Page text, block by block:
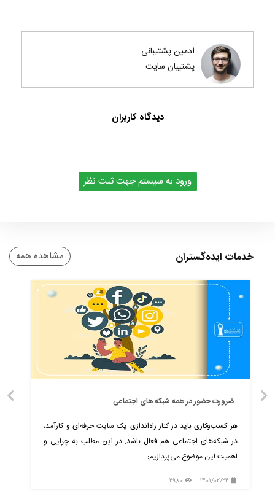
ادمین پشتیبانی
پشتیبان سایت
دیدگاه کاربران
ورود به سیستم جهت ثبت نظر
خدمات ایده‌گستران مشاهده همه
ضرورت حضور در همه شبکه های اجتماعی
هر کسب‌وکاری باید در کنار راه‌اندازی یک سایت حرفه‌ای و کارآمد،
در شبکه‌های اجتماعی هم فعال باشد. در این مطلب به چرایی و
اهمیت این موضوع می‌پردازیم:
2980